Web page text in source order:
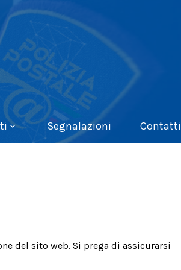
Segnalazioni Contatti
del sito web. Si prega di assicurarsi